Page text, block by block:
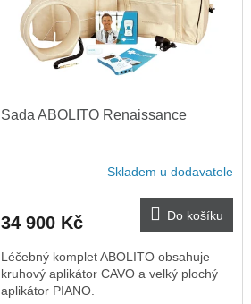
Sada ABOLITO Renaissance
Skladem u dodavatele
34 900 Kč Do košíku
Léčebný komplet ABOLITO obsahuje
kruhový aplikátor CAVO a velký plochý
aplikátor PIANO.